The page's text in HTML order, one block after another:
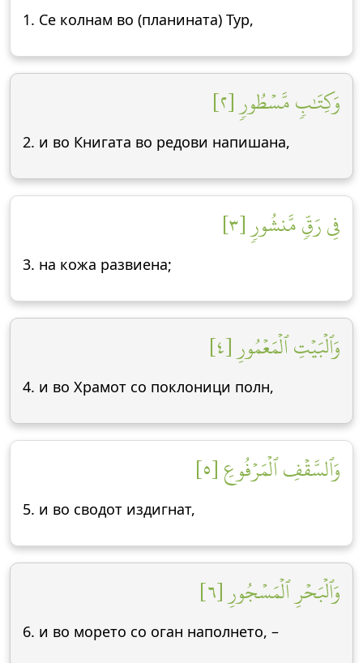
1. Се колнам во (планината) Тур,
وَكِتَٰبٖ مَّسۡطُورٖ [٢]
2. и во Книгата во редови напишана,
فِي رَقّٖ مَّنشُورٖ [٣]
3. на кожа развиена;
وَٱلۡبَيۡتِ ٱلۡمَعۡمُورِ [٤]
4. и во Храмот со поклоници полн,
وَٱلسَّقۡفِ ٱلۡمَرۡفُوعِ [٥]
5. и во сводот издигнат,
وَٱلۡبَحۡرِ ٱلۡمَسۡجُورِ [٦]
6. и во морето со оган наполнето, –